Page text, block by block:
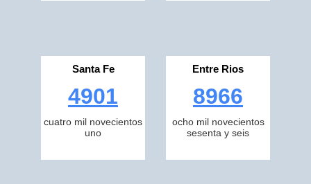
Santa Fe
4901
cuatro mil novecientos
uno
Entre Rios
8966
ocho mil novecientos
sesenta y seis